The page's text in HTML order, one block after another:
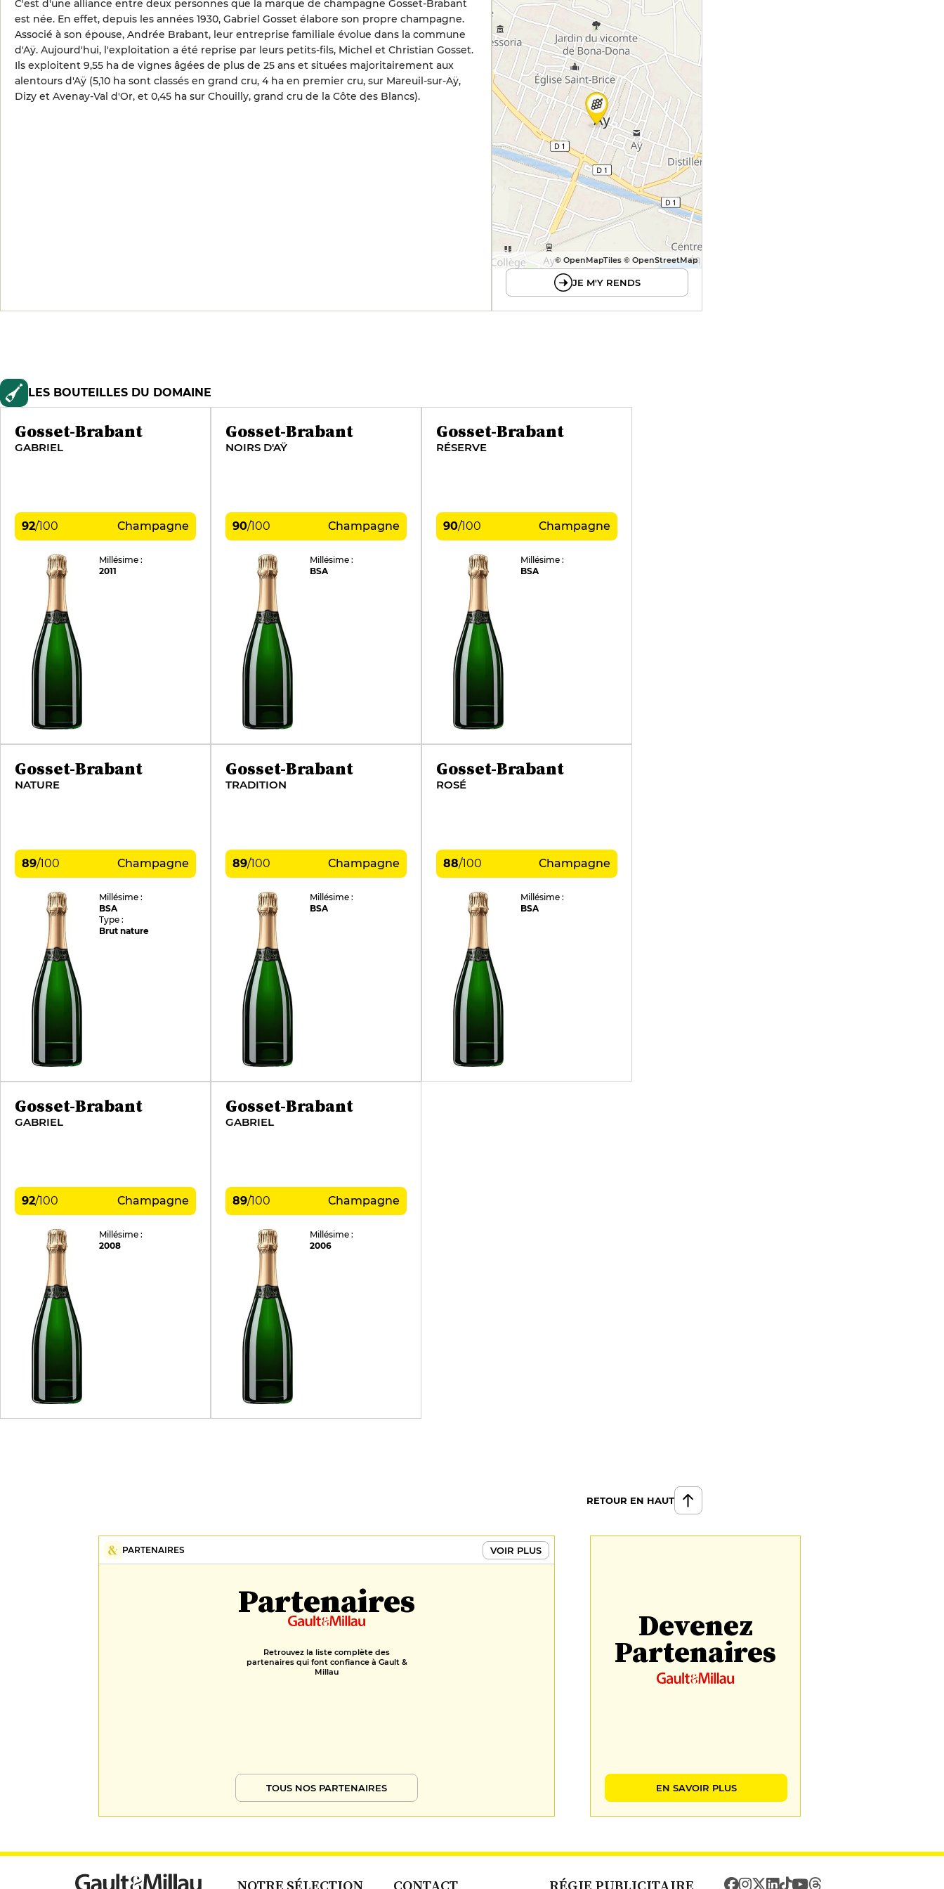
C'est d'une alliance entre deux personnes que la marque de champagne Gosset-Brabant
est née. En effet, depuis les années 1930, Gabriel Gosset élabore son propre champagne.
Associé à son épouse, Andrée Brabant, leur entreprise familiale évolue dans la commune
d'Aÿ. Aujourd'hui, l'exploitation a été reprise par leurs petits-fils, Michel et Christian Gosset.
Ils exploitent 9,55 ha de vignes âgées de plus de 25 ans et situées majoritairement aux
alentours d'Aÿ (5,10 ha sont classés en grand cru, 4 ha en premier cru, sur Mareuil-sur-Aÿ,
Dizy et Avenay-Val d'Or, et 0,45 ha sur Chouilly, grand cru de la Côte des Blancs).
© OpenMapTiles © OpenStreetMap
JE M'Y RENDS
LES BOUTEILLES DU DOMAINE
Gosset-Brabant
GABRIEL
92/100 Champagne
Millésime :
2011
Gosset-Brabant
NOIRS D'AŸ
90/100 Champagne
Millésime :
BSA
Gosset-Brabant
RÉSERVE
90/100 Champagne
Millésime :
BSA
Gosset-Brabant
NATURE
89/100 Champagne
Millésime :
BSA
Type :
Brut nature
Gosset-Brabant
TRADITION
89/100 Champagne
Millésime :
BSA
Gosset-Brabant
ROSÉ
88/100 Champagne
Millésime :
BSA
Gosset-Brabant
GABRIEL
92/100 Champagne
Millésime :
2008
Gosset-Brabant
GABRIEL
89/100 Champagne
Millésime :
2006
RETOUR EN HAUT
PARTENAIRES VOIR PLUS
Partenaires
Retrouvez la liste complète des
partenaires qui font confiance à Gault &
Millau
TOUS NOS PARTENAIRES
Devenez
Partenaires
EN SAVOIR PLUS